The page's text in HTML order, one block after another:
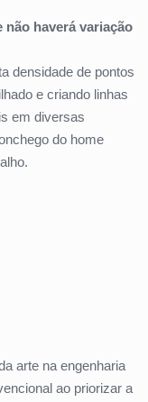
haverá variação
densidade de pontos
e criando linhas
em diversas
do home
arte na engenharia
ao priorizar a